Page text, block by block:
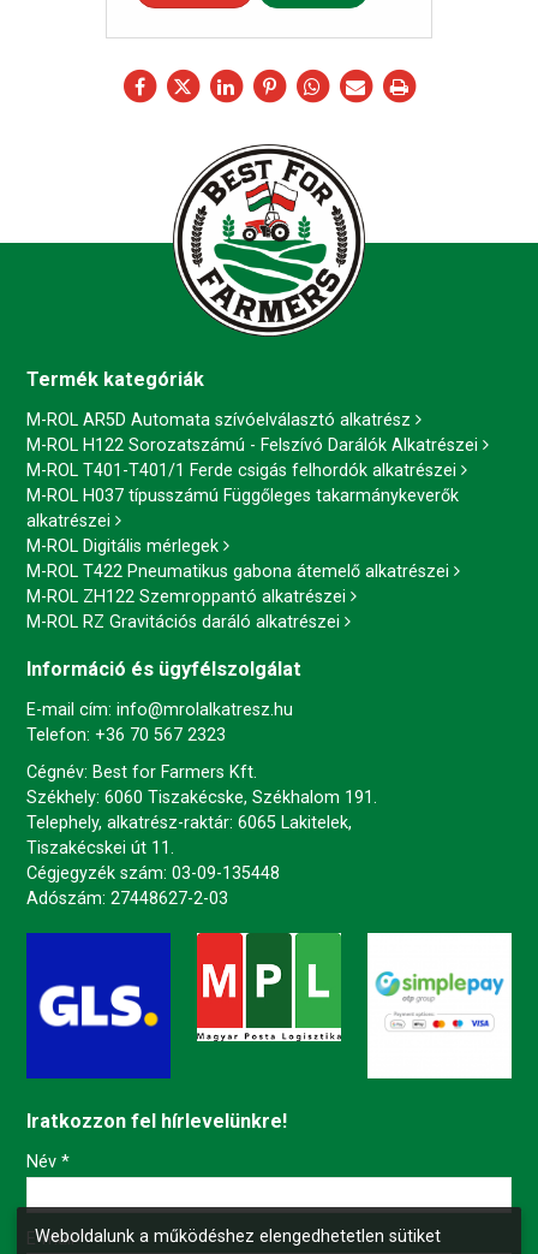
Termék kategóriák
M-ROL AR5D Automata szívóelválasztó alkatrész
M-ROL H122 Sorozatszámú - Felszívó Darálók Alkatrészei
M-ROL T401-T401/1 Ferde csigás felhordók alkatrészei
M-ROL H037 típusszámú Függőleges takarmánykeverők
alkatrészei
M-ROL Digitális mérlegek
M-ROL T422 Pneumatikus gabona átemelő alkatrészei
M-ROL ZH122 Szemroppantó alkatrészei
M-ROL RZ Gravitációs daráló alkatrészei
Információ és ügyfélszolgálat
E-mail cím: info@mrolalkatresz.hu
Telefon: +36 70 567 2323
Cégnév: Best for Farmers Kft.
Székhely: 6060 Tiszakécske, Székhalom 191.
Telephely, alkatrész-raktár: 6065 Lakitelek,
Tiszakécskei út 11.
Cégjegyzék szám: 03-09-135448
Adószám: 27448627-2-03
Iratkozzon fel hírlevelünkre!
-
-
Név *
E-mail*
Weboldalunk a működéshez elengedhetetlen sütiket